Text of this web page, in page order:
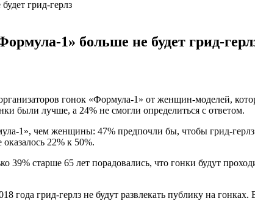
1» больше не будет грид-
гонок «Формула-1» от женщин-моделей,
были лучше, а 24% не смогли определиться с ответом.
1», чем женщины: 47% предпочли бы, чтобы грид-герлз
22% к 50%.
39% старше 65 лет порадовались, что гонки будут
года грид-герлз не будут развлекать публику на